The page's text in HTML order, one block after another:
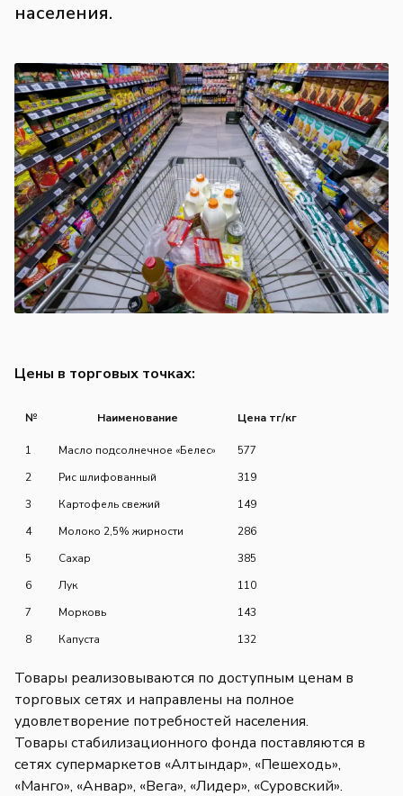
населения.
Цены в торговых точках:
№ Наименование Цена тг/кг
1 Масло подсолнечное «Белес»
577
2
Рис шлифованный
319
3
Картофель свежий
149
4
Молоко 2,5% жирности
286
5
Сахар
385
6
Лук
110
7
Морковь
143
8
Капуста 132
Товары реализовываются по доступным ценам в
торговых сетях и направлены на полное
удовлетворение потребностей населения.
Товары стабилизационного фонда поставляются в
сетях супермаркетов «Алтындар», «Пешеходь»,
«Манго», «Анвар», «Вега», «Лидер», «Суровский».